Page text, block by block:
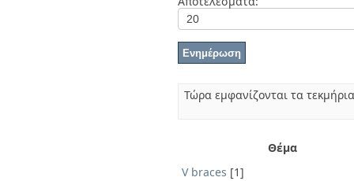
Τώρα εμφανίζονται τα
Θέμα
V braces [1]